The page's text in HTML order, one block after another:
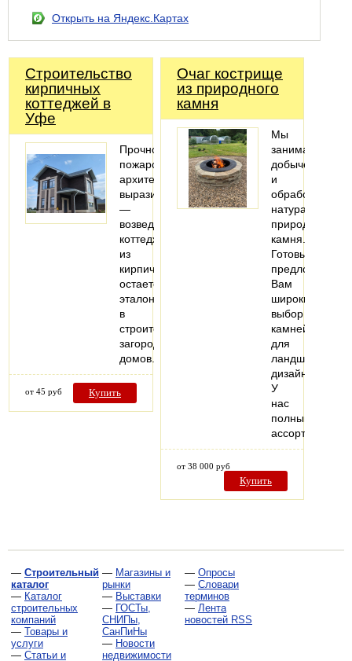
Открыть на Яндекс.Картах
Строительство
кирпичных
коттеджей в
Уфе
Прочность,
пожаробезопасность,
архитектурная
выразительность
—
возведение
коттеджей
из
кирпича
остается
эталоном
в
строительстве
загородных
домов.
от 45 руб Купить
Очаг кострище
из природного
камня
Мы
занимаемся
добычей
и
обработкой
натурального
природного
камня.
Готовы
предложить
Вам
широкий
выбор
камней
для
ландшафтного
дизайна.
У
нас
полный
ассортимент…
от 38 000 руб
Купить
— Строительный
каталог
— Каталог
строительных
компаний
— Товары и
услуги
— Статьи и
— Магазины и
рынки
— Выставки
— ГОСТы,
СНИПы,
СанПиНы
— Новости
недвижимости
— Опросы
— Словари
терминов
— Лента
новостей RSS